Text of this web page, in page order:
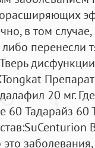
в том
перенесли
20 мг.
60 Тадарайз 60